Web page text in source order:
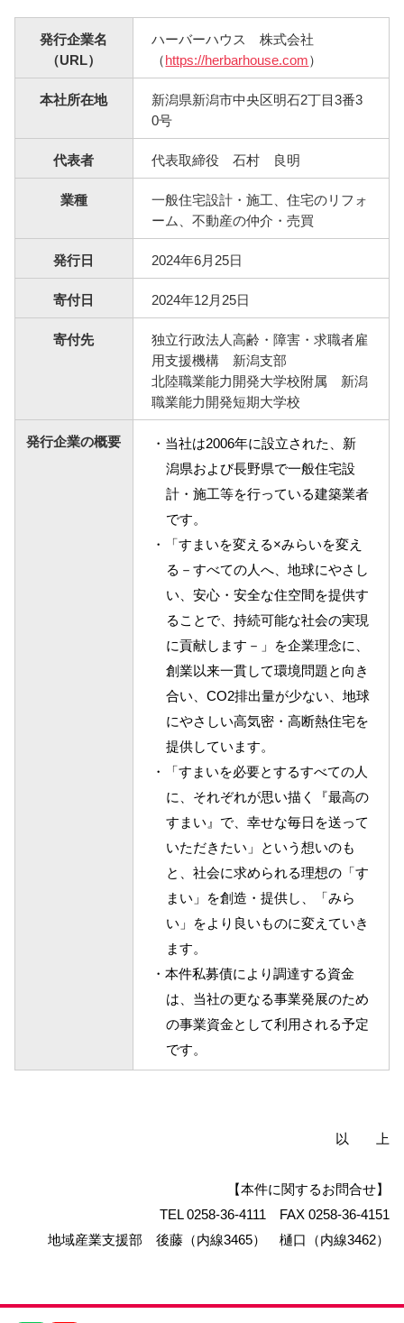
たいこうオフィスe-バンキング
サービスのご案内
NBセンター
サービスのご案内
たいこうでんさいサービス
（電子債権をご利用のお客さま向け）
サービスのご案内
Taiko Big Advance
サービスのご案内
発行企業名
（URL）
ハーバーハウス 株式会社
（https://herbarhouse.com）
本社所在地
新潟県新潟市中央区明石2丁目3番3
0号
代表者 代表取締役 石村 良明
業種
一般住宅設計・施工、住宅のリフォ
ーム、不動産の仲介・売買
発行日 2024年6月25日
寄付日 2024年12月25日
寄付先
独立行政法人高齢・障害・求職者雇
用支援機構 新潟支部
北陸職業能力開発大学校附属 新潟
職業能力開発短期大学校
発行企業の概要
・当社は2006年に設立された、新
潟県および長野県で一般住宅設
計・施工等を行っている建築業者
です。
・「すまいを変える×みらいを変え
る－すべての人へ、地球にやさし
い、安心・安全な住空間を提供す
ることで、持続可能な社会の実現
に貢献します－」を企業理念に、
創業以来一貫して環境問題と向き
合い、CO2排出量が少ない、地球
にやさしい高気密・高断熱住宅を
提供しています。
・「すまいを必要とするすべての人
に、それぞれが思い描く『最高の
すまい』で、幸せな毎日を送って
いただきたい」という想いのも
と、社会に求められる理想の「す
まい」を創造・提供し、「みら
い」をより良いものに変えていき
ます。
・本件私募債により調達する資金
は、当社の更なる事業発展のため
の事業資金として利用される予定
です。
以 上
【本件に関するお問合せ】
TEL 0258-36-4111 FAX 0258-36-4151
地域産業支援部 後藤（内線3465） 樋口（内線3462）